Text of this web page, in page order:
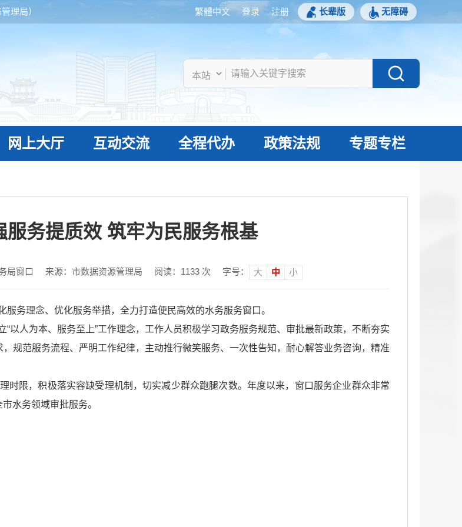
理局） 繁體中文 登录 注册 长辈版 无障碍
网上大厅 互动交流 全程代办 政策法规 专题专栏
服务提质效 筑牢为民服务根基
局窗口 来源：市数据资源管理局 阅读： 1133次 字号： 大 中 小
务理念、优化服务举措，全力打造便民高效的水务服务窗口。
以人为本、服务至上”工作理念，工作人员积极学习政务服务规范、审批最新政策，不断夯实
规范服务流程、严明工作纪律，主动推行微笑服务、一次性告知，耐心解答业务咨询，精准
时限，积极落实容缺受理机制，切实减少群众跑腿次数。年度以来，窗口服务企业群众非常
水务领域审批服务。